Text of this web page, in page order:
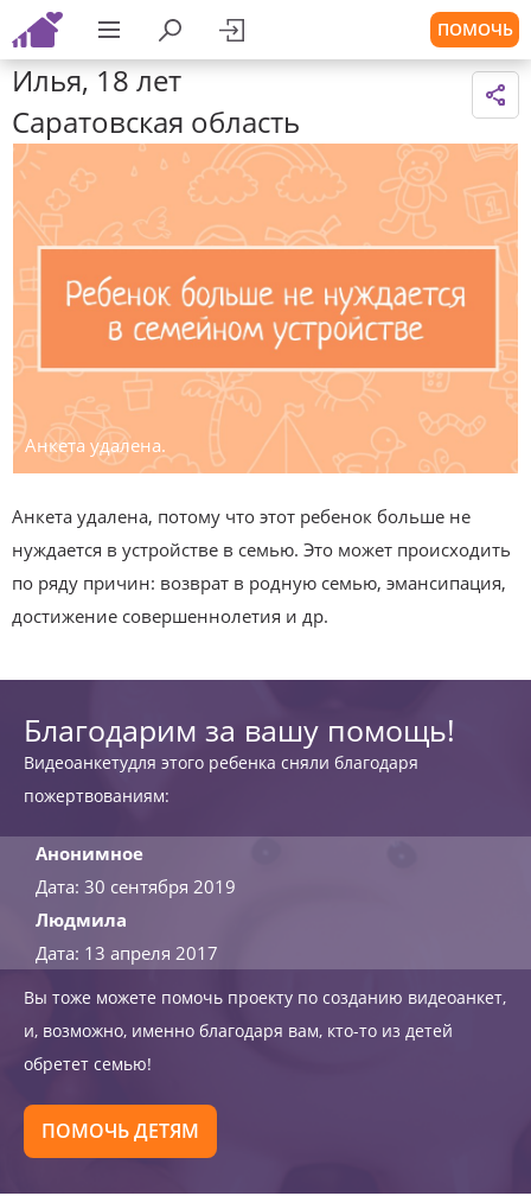
ПОМОЧЬ
Илья, 18 лет
Саратовская область
Анкета удалена.
Анкета удалена, потому что этот ребенок больше не
нуждается в устройстве в семью. Это может происходить
по ряду причин: возврат в родную семью, эмансипация,
достижение совершеннолетия и др.
Благодарим за вашу помощь!
Видеоанкетудля этого ребенка сняли благодаря
пожертвованиям:
Анонимное
Дата: 30 сентября 2019
Людмила
Дата: 13 апреля 2017
Вы тоже можете помочь проекту по созданию видеоанкет,
и, возможно, именно благодаря вам, кто-то из детей
обретет семью!
ПОМОЧЬ ДЕТЯМ